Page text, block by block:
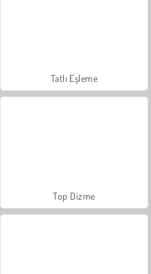
Tatlı Eşleme
Top Dizme